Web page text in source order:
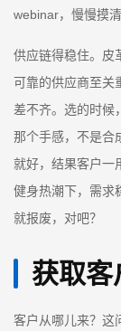
webinar，慢慢摸清
供应链得稳住。皮
可靠的供应商至关
差不齐。选的时候
那个手感，不是合
就好，结果客户一
健身热潮下，需求
就报废，对吧？
获取客
客户从哪儿来？这